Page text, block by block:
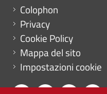
Menu footer
Colophon
Privacy
Cookie Policy
Mappa del sito
Impostazioni cookie